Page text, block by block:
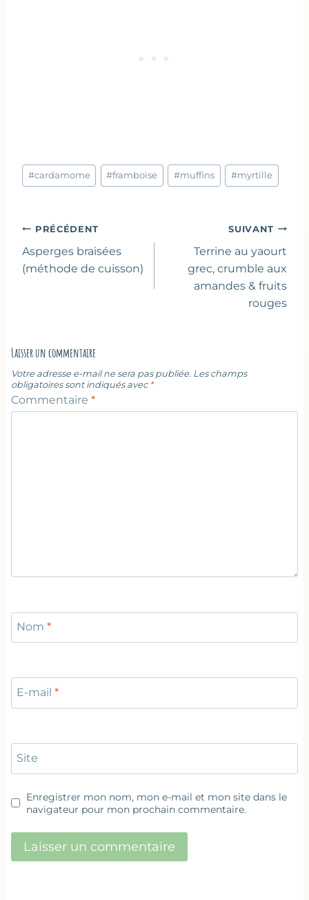
Étiquettes
de
#cardamome #framboise #muffins #myrtille
Navigation
de
l’article
PRÉCÉDENT
Asperges braisées
(méthode de cuisson)
SUIVANT
Terrine au yaourt
grec, crumble aux
amandes & fruits
rouges
Laisser un commentaire
Votre adresse e-mail ne sera pas publiée. Les champs
obligatoires sont indiqués avec *
Commentaire *
Nom *
E-mail *
Site
Enregistrer mon nom, mon e-mail et mon site dans le
navigateur pour mon prochain commentaire.